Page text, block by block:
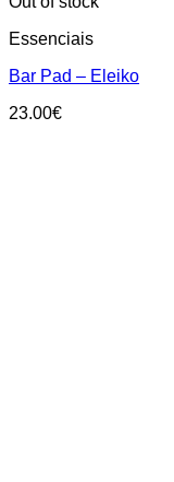
Essenciais
Bar Pad – Eleiko
23.00€